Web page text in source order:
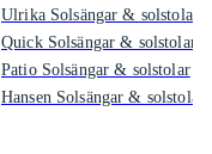
Ulrika Solsängar & solstolar
Quick Solsängar & solstolar
Patio Solsängar & solstolar
Hansen Solsängar & solstolar